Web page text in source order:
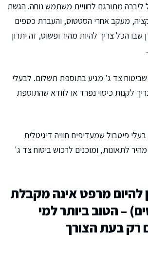
ליברה מתורגם לחוויית משתמש נוחה. הגשת
מעקב אחרי הסטטוס, והעברת כספים
שבו הכל צריך להיות מהיר ופשוט, זה יתרון
שביטוח צד ג' מגיע בתוספת תשלום. לבעלי
לקנות כיסוי נפרד או לוודא שהתוספת
בעלי פיטבול שמעדיפים חוויה דיגיטלית
לתאונות, ומוכנים לרכוש ביטוח צד ג'
להיום מרפט אינה מקבלת
– הטוב ביותר למי
רק בעת הצורך